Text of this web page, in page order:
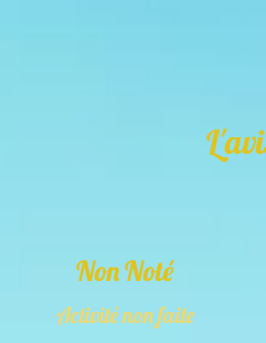
Non Noté
Activité non faite